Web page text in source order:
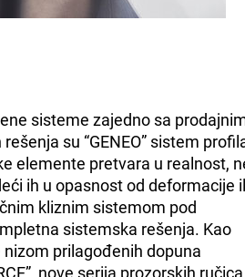
sisteme zajedno sa
su “GENEO” sistem
elemente pretvara u realnost,
ih u opasnost od deformacije
kliznim sistemom pod
sistemska rešenja. Kao
prilagođenih dopuna
nove serija prozorskih ručica